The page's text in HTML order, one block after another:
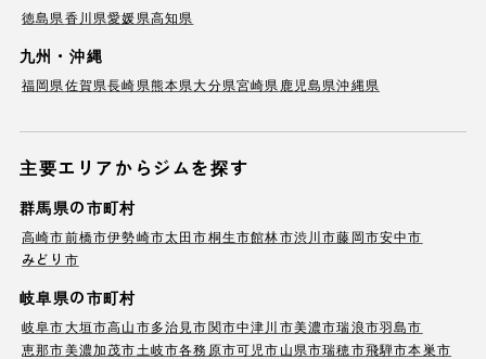
徳島県香川県愛媛県高知県
九州・沖縄
福岡県佐賀県長崎県熊本県大分県宮崎県 鹿児島県沖縄県
主要エリアからジムを探す
群馬県の市町村
高崎市前橋市伊勢崎市太田市桐生市館林市渋川市藤岡市安中市
みどり市
岐阜県の市町村
岐阜市大垣市高山市多治見市関市中津川市美濃市瑞浪市羽島市
恵那市美濃加茂市土岐市各務原市可児市山県市瑞穂市飛騨市本巣市